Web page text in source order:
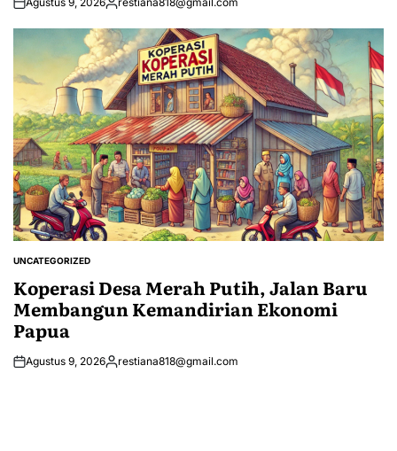
Posted
POSTED
UNCATEGORIZED
Koperasi Desa Merah Putih, Jalan Baru
Membangun Kemandirian Ekonomi
Papua
Agustus 9, 2026Posted
restiana818@gmail.com